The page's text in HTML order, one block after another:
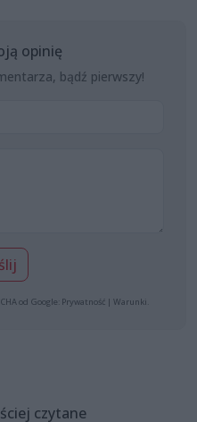
opinię
bądź pierwszy!
od Google: Prywatność | Warunki
czytane